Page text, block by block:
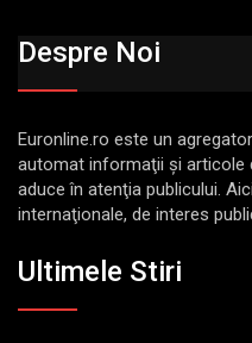
Despre Noi
Euronline.ro este un
automat informaţii şi articole
aduce în atenţia publicului.
internaţionale, de interes
Ultimele Stiri